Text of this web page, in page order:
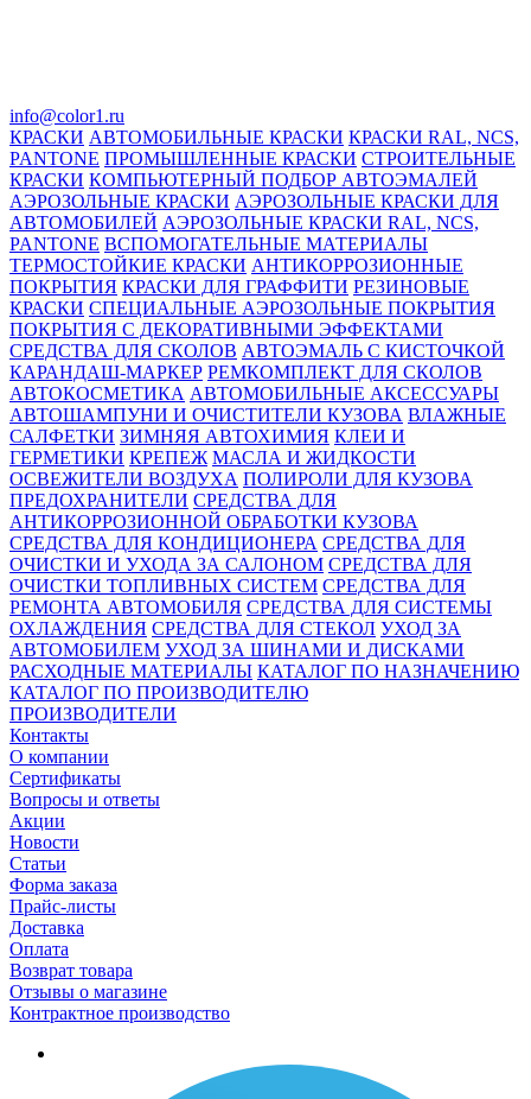
info@color1.ru
КРАСКИ АВТОМОБИЛЬНЫЕ КРАСКИ КРАСКИ RAL, NCS,
PANTONE ПРОМЫШЛЕННЫЕ КРАСКИ СТРОИТЕЛЬНЫЕ
КРАСКИ КОМПЬЮТЕРНЫЙ ПОДБОР АВТОЭМАЛЕЙ
АЭРОЗОЛЬНЫЕ КРАСКИ АЭРОЗОЛЬНЫЕ КРАСКИ ДЛЯ
АВТОМОБИЛЕЙ АЭРОЗОЛЬНЫЕ КРАСКИ RAL, NCS,
PANTONE ВСПОМОГАТЕЛЬНЫЕ МАТЕРИАЛЫ
ТЕРМОСТОЙКИЕ КРАСКИ АНТИКОРРОЗИОННЫЕ
ПОКРЫТИЯ КРАСКИ ДЛЯ ГРАФФИТИ РЕЗИНОВЫЕ
КРАСКИ СПЕЦИАЛЬНЫЕ АЭРОЗОЛЬНЫЕ ПОКРЫТИЯ
ПОКРЫТИЯ С ДЕКОРАТИВНЫМИ ЭФФЕКТАМИ
СРЕДСТВА ДЛЯ СКОЛОВ АВТОЭМАЛЬ С КИСТОЧКОЙ
КАРАНДАШ-МАРКЕР РЕМКОМПЛЕКТ ДЛЯ СКОЛОВ
АВТОКОСМЕТИКА АВТОМОБИЛЬНЫЕ АКСЕССУАРЫ
АВТОШАМПУНИ И ОЧИСТИТЕЛИ КУЗОВА ВЛАЖНЫЕ
САЛФЕТКИ ЗИМНЯЯ АВТОХИМИЯ КЛЕИ И
ГЕРМЕТИКИ КРЕПЕЖ МАСЛА И ЖИДКОСТИ
ОСВЕЖИТЕЛИ ВОЗДУХА ПОЛИРОЛИ ДЛЯ КУЗОВА
ПРЕДОХРАНИТЕЛИ СРЕДСТВА ДЛЯ
АНТИКОРРОЗИОННОЙ ОБРАБОТКИ КУЗОВА
СРЕДСТВА ДЛЯ КОНДИЦИОНЕРА СРЕДСТВА ДЛЯ
ОЧИСТКИ И УХОДА ЗА САЛОНОМ СРЕДСТВА ДЛЯ
ОЧИСТКИ ТОПЛИВНЫХ СИСТЕМ СРЕДСТВА ДЛЯ
РЕМОНТА АВТОМОБИЛЯ СРЕДСТВА ДЛЯ СИСТЕМЫ
ОХЛАЖДЕНИЯ СРЕДСТВА ДЛЯ СТЕКОЛ УХОД ЗА
АВТОМОБИЛЕМ УХОД ЗА ШИНАМИ И ДИСКАМИ
РАСХОДНЫЕ МАТЕРИАЛЫ КАТАЛОГ ПО НАЗНАЧЕНИЮ
КАТАЛОГ ПО ПРОИЗВОДИТЕЛЮ
ПРОИЗВОДИТЕЛИ
Контакты
О компании
Сертификаты
Вопросы и ответы
Акции
Новости
Статьи
Форма заказа
Прайс-листы
Доставка
Оплата
Возврат товара
Отзывы о магазине
Контрактное производство